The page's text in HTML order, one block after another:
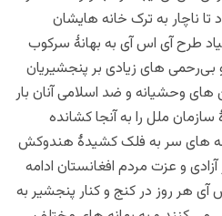
تا ناچار به ترک خانه هایشان
طرح آی اس آی به بهانۀ سرکوب
های زیادی بر پنجشیریان
های وحشیانه و ضد اسلامی آنان بار
سازمان ملل را به آنجا کشانده
های سر به فلک کشیدۀ هندوکش
و عزت مردم افغانستان ادامه
آی هر روز در کنج و کنار پنجشیر به